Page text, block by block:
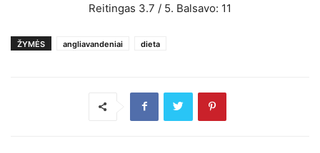
Reitingas 3.7 / 5. Balsavo: 11
ŽYMĖS angliavandeniai dieta